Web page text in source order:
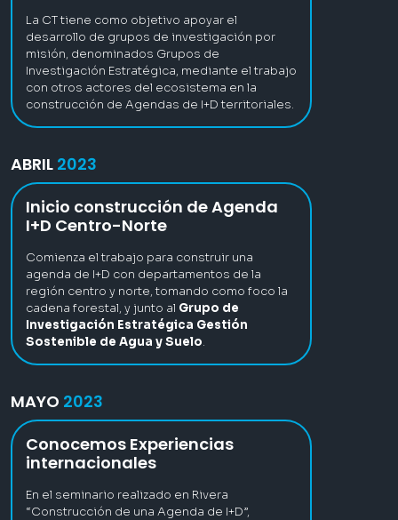
La CT tiene como objetivo apoyar el
desarrollo de grupos de investigación por
misión, denominados Grupos de
Investigación Estratégica, mediante el trabajo
con otros actores del ecosistema en la
construcción de Agendas de I+D territoriales.
ABRIL 2023
Inicio construcción de Agenda
I+D Centro-Norte
Comienza el trabajo para construir una
agenda de I+D con departamentos de la
región centro y norte, tomando como foco la
cadena forestal, y junto al Grupo de
Investigación Estratégica Gestión
Sostenible de Agua y Suelo.
MAYO 2023
Conocemos Experiencias
internacionales
En el seminario realizado en Rivera
“Construcción de una Agenda de I+D”,